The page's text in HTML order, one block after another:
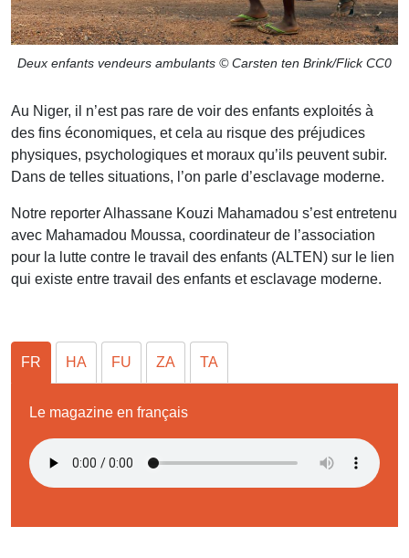
Deux enfants vendeurs ambulants © Carsten ten Brink/Flick CC0
Au Niger, il n’est pas rare de voir des enfants exploités à
des fins économiques, et cela au risque des préjudices
physiques, psychologiques et moraux qu’ils peuvent subir.
Dans de telles situations, l’on parle d’esclavage moderne.
Notre reporter Alhassane Kouzi Mahamadou s’est entretenu
avec Mahamadou Moussa, coordinateur de l’association
pour la lutte contre le travail des enfants (ALTEN) sur le lien
qui existe entre travail des enfants et esclavage moderne.
FR HA FU ZA TA
Le magazine en français